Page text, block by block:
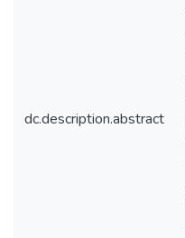
dc.description.abstract